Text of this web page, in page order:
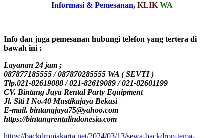
Informasi & Pemesanan, KLIK WA
Info dan juga pemesanan hubungi telefon yang tertera di
bawah ini :
Layanan 24 jam ;
087877185555 / 087870285555 WA ( SEVTI )
Tlp.021-82619088 / 021-82619089 / 021-82601199
CV. Bintang Jaya Rental Party Equipment
Jl. Siti I No.40 Mustikajaya Bekasi
E-mail. bintangjaya75@yahoo.com
https://bintangrentalindonesia.com
https://backdropjakarta.net/2024/03/13/sewa-backdrop-tema-